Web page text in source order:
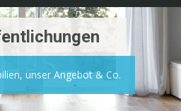
unser Angebot & Co.